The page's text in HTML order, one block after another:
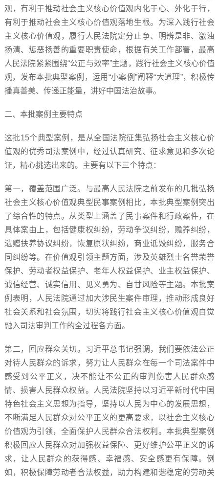
观，有利于推动社会主义核心价值观内化于心、外化于行，
有利于推动社会主义核心价值观落地生根。为深入践行社会
主义核心价值观，履行人民法院定分止争、明辨是非、激浊
扬清、惩恶扬善的重要职责使命，根据有关工作部署，最高
人民法院紧紧围绕“公正与效率”主题，践行社会主义核心价值
观，发布本批典型案例，运用“小案例”阐释“大道理”，积极传
播真善美、传递正能量，讲好中国法治故事。
二、本批案例主要特点
这批15个典型案例，是从全国法院征集弘扬社会主义核心价
值观的优秀司法案例中，经过认真研究、征求意见和多次论
证，精心挑选出来的。主要有以下三个特点：
第一，覆盖范围广泛。与最高人民法院之前发布的几批弘扬
社会主义核心价值观典型民事案例相比，本批典型案例突出
了综合性的特点。从类型上涵盖了民事案件和行政案件，在
具体案由上，包括健康权纠纷，劳动争议纠纷，赡养纠纷，
遗赠扶养协议纠纷，恢复原状纠纷，商业诋毁纠纷，服务合
同纠纷等。在价值观引领主题方面，涉及英雄烈士名誉荣誉
保护、劳动者权益保护、老年人权益保护、业主权益保护、
诚信经营、诚实信用、见义勇为、自甘风险等主题。本批案
例表明，人民法院通过加大涉民生案件审理，推动形成良好
社会关系和社会氛围，切实将践行社会主义核心价值观自觉
融入司法审判工作的全过程各方面。
第二，回应群众关切。习近平总书记强调，我们要依法公正
对待人民群众的诉求，努力让人民群众在每一个司法案件中
感受到公平正义，决不能让不公正的审判伤害人民群众感
情、损害人民群众权益。人民法院坚持以习近平新时代中国
特色社会主义思想为指导，坚持以人民为中心的发展思想，
不断满足人民群众对公平正义的更高要求，以社会主义核心
价值观为引领，全面保护人民群众合法权利。本批典型案例
积极回应人民群众对加强权益保障、更好维护公平正义的诉
求，让人民群众的获得感、幸福感、安全感更有保障。例
如，积极保障劳动者合法权益，助力构建和谐稳定的劳动关